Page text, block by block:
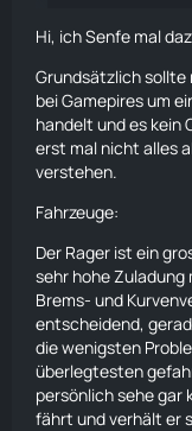
Vorschläge.
Fahrzeug:
Uns ist sehr
Katastrophe ist
jeden von Vorteil
Bremsverhalten
Einstellungen
darstellen soll und
Fahrzeug hat
Übersetzungen:
in den
Quest sind noch
übersetz wurden,
Hi, ich Senfe mal
Grundsätzlich sollte
bei Gamepires um
handelt und es kein
erst mal nicht alles
verstehen.
Fahrzeuge:
Der Rager ist ein
sehr hohe
Brems- und
entscheidend,
die wenigsten
überlegtesten
persönlich sehe gar
fährt und verhält er